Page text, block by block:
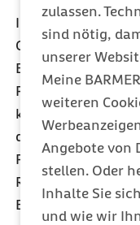
zulassen.
sind nötig,
unserer
Meine
weiteren
Angebote von
stellen. Oder
Inhalte Sie
und wie wir
In der öffentlichen
Bundestages sind
Pflegepersonal-
kontrovers
dabei die geplante
Related Groups-
Barmer äußerst